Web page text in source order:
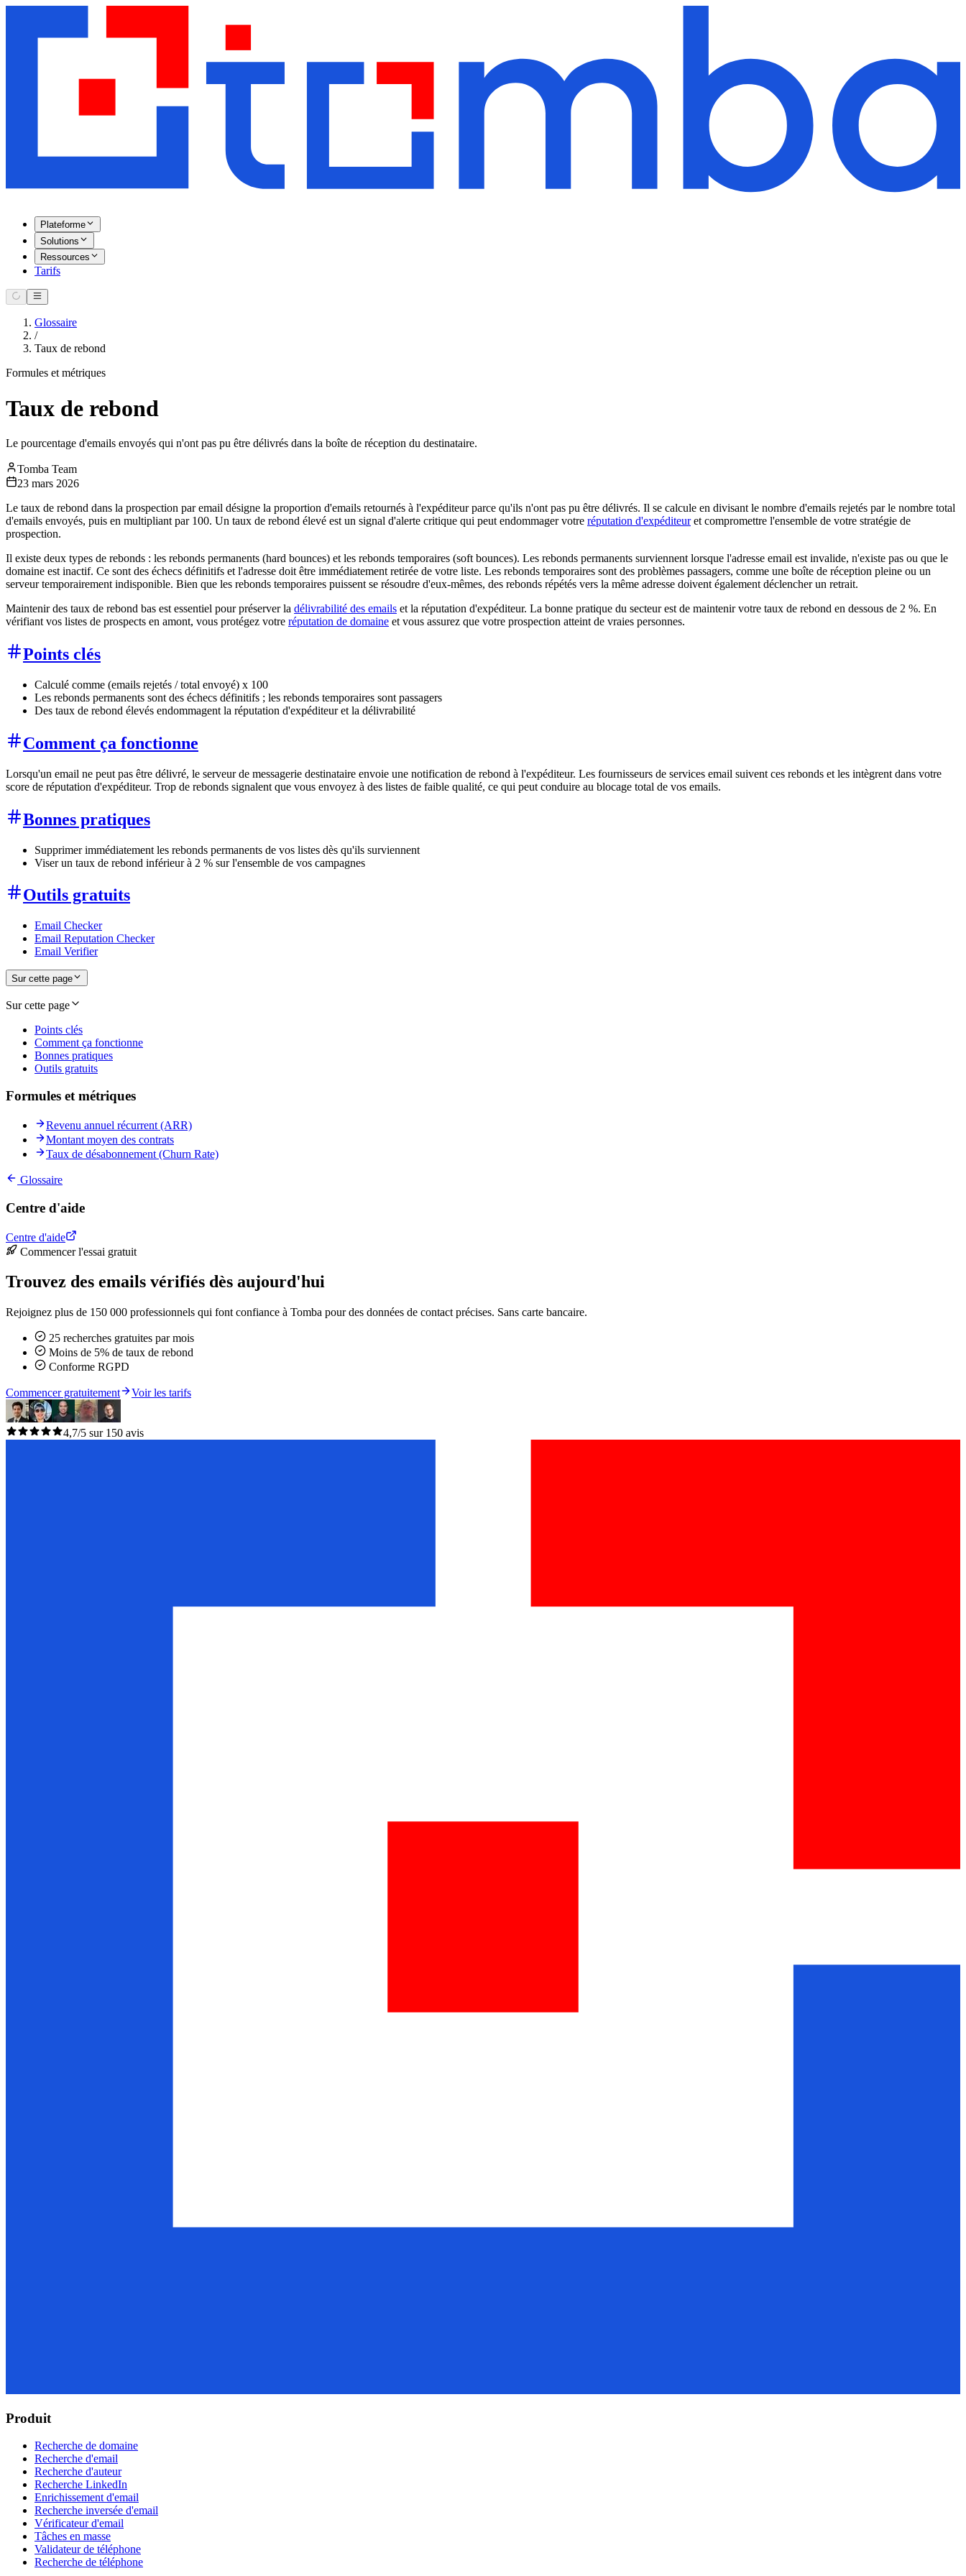
Plateforme
Solutions
Ressources
Tarifs
Glossaire
/
Taux de rebond
Formules et métriques
Taux de rebond
Le pourcentage d'emails envoyés qui n'ont pas pu être délivrés dans la boîte de réception du destinataire.
Tomba Team
23 mars 2026
Le taux de rebond dans la prospection par email désigne la proportion d'emails retournés à l'expéditeur parce qu'ils n'ont pas pu être délivrés. Il se calcule en divisant le nombre d'emails rejetés par le nombre total
d'emails envoyés, puis en multipliant par 100. Un taux de rebond élevé est un signal d'alerte critique qui peut endommager votre réputation d'expéditeuret compromettre l'ensemble de votre stratégie de
prospection.
Il existe deux types de rebonds : les rebonds permanents (hard bounces) et les rebonds temporaires (soft bounces). Les rebonds permanents surviennent lorsque l'adresse email est invalide, n'existe pas ou que le
domaine est inactif. Ce sont des échecs définitifs et l'adresse doit être immédiatement retirée de votre liste. Les rebonds temporaires sont des problèmes passagers, comme une boîte de réception pleine ou un
serveur temporairement indisponible. Bien que les rebonds temporaires puissent se résoudre d'eux-mêmes, des rebonds répétés vers la même adresse doivent également déclencher un retrait.
Maintenir des taux de rebond bas est essentiel pour préserver la délivrabilité des emails et la réputation d'expéditeur. La bonne pratique du secteur est de maintenir votre taux de rebond en dessous de 2 %. En
vérifiant vos listes de prospects en amont, vous protégez votre réputation de domaine et vous assurez que votre prospection atteint de vraies personnes.
Points clés
Calculé comme (emails rejetés / total envoyé) x 100
Les rebonds permanents sont des échecs définitifs ; les rebonds temporaires sont passagers
Des taux de rebond élevés endommagent la réputation d'expéditeur et la délivrabilité
Comment ça fonctionne
Lorsqu'un email ne peut pas être délivré, le serveur de messagerie destinataire envoie une notification de rebond à l'expéditeur. Les fournisseurs de services email suivent ces rebonds et les intègrent dans votre
score de réputation d'expéditeur. Trop de rebonds signalent que vous envoyez à des listes de faible qualité, ce qui peut conduire au blocage total de vos emails.
Bonnes pratiques
Supprimer immédiatement les rebonds permanents de vos listes dès qu'ils surviennent
Viser un taux de rebond inférieur à 2 % sur l'ensemble de vos campagnes
Outils gratuits
Email Checker
Email Reputation Checker
Email Verifier
Sur cette page
Sur cette page
Points clés
Comment ça fonctionne
Bonnes pratiques
Outils gratuits
Formules et métriques
Revenu annuel récurrent (ARR)
Montant moyen des contrats
Taux de désabonnement (Churn Rate)
Glossaire
Centre d'aide
Centre d'aide
Commencer l'essai gratuit
Trouvez des emails vérifiés dès aujourd'hui
Rejoignez plus de 150 000 professionnels qui font confiance à Tomba pour des données de contact précises. Sans carte bancaire.
25 recherches gratuites par mois
Moins de 5% de taux de rebond
Conforme RGPD
Commencer gratuitement Voir les tarifs
4,7/5 sur 150 avis
Produit
Recherche de domaine
Recherche d'email
Recherche d'auteur
Recherche LinkedIn
Enrichissement d'email
Recherche inversée d'email
Vérificateur d'email
Tâches en masse
Validateur de téléphone
Recherche de téléphone